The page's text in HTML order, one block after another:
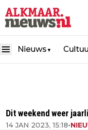
Nieuws ▼
Dit weekend weer
14 JAN 2023, 15:18•